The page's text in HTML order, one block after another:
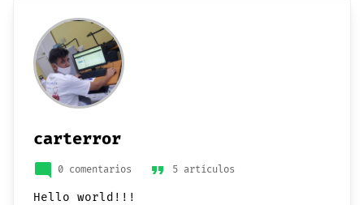
carterror
mode_comment 0 comentarios format_quote 5 artículos
Hello world!!!